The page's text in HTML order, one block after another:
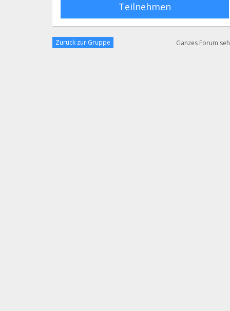
Teilnehmen
Zurück zur Gruppe Ganzes Forum